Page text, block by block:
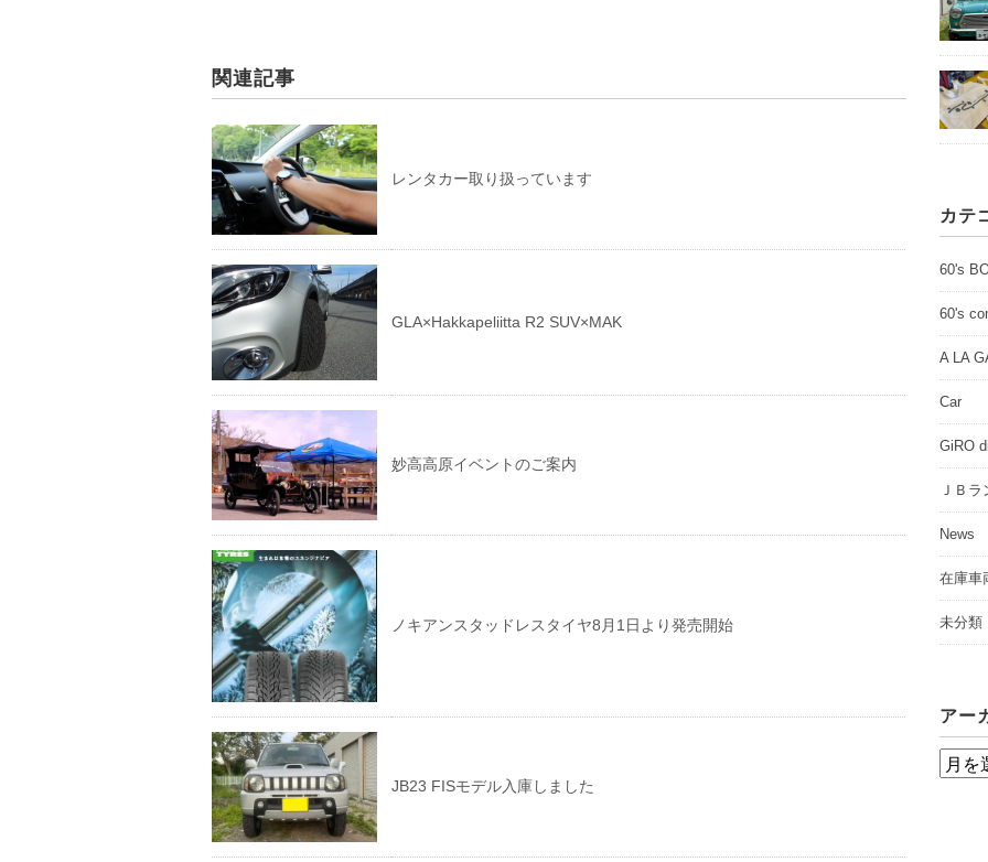
関連記事
レンタカー取り扱っています
GLA×Hakkapeliitta R2 SUV×MAK
妙高高原イベントのご案内
ノキアンスタッドレスタイヤ8月1日より発売開始
JB23 FISモデル入庫しました
カテ
60's
60's
A LA
Car
GiRO
ＪＢラ
News
在庫車
未分類
アー
ア